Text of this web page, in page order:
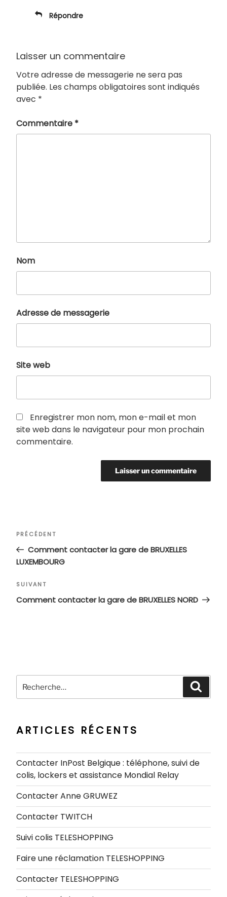
Répondre
Laisser un commentaire
Votre adresse de messagerie ne sera pas
publiée. Les champs obligatoires sont indiqués
avec *
Commentaire *
Nom
Adresse de messagerie
Site web
Enregistrer mon nom, mon e-mail et mon
site web dans le navigateur pour mon prochain
commentaire.
Navigation
l’article
Article
précédent
PRÉCÉDENT
Comment contacter la gare de BRUXELLES
LUXEMBOURG
Article
suivant
SUIVANT
Comment contacter la gare de BRUXELLES NORD
pour
ARTICLES RÉCENTS
Contacter InPost Belgique : téléphone, suivi de
colis, lockers et assistance Mondial Relay
Contacter Anne GRUWEZ
Contacter TWITCH
Suivi colis TELESHOPPING
Faire une réclamation TELESHOPPING
Contacter TELESHOPPING